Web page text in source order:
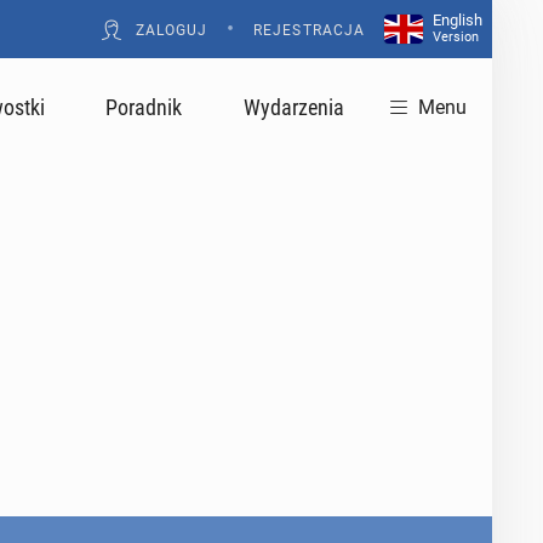
ZALOGUJ • REJESTRACJA
English
Version
Poradnik Wydarzenia Menu